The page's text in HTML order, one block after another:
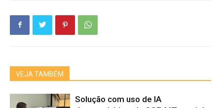
VEJA TAMBÉM
Solução com uso de IA